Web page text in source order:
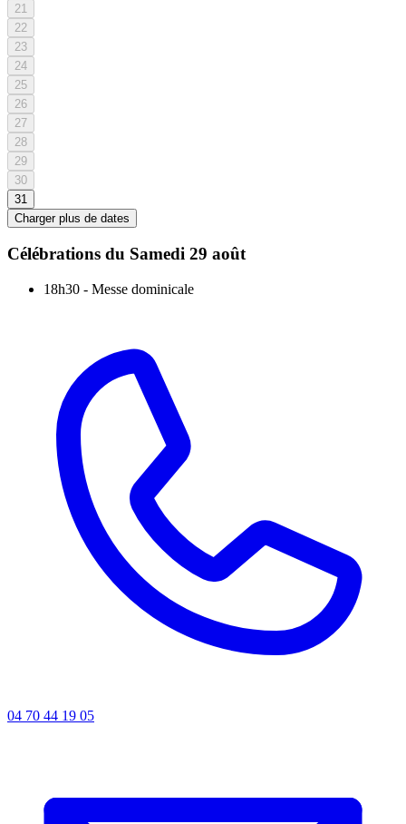
21
22
23
24
25
26
27
28
29
30
31
Charger plus de dates
Célébrations du Samedi 29 août
18h30 - Messe dominicale
04 70 44 19 05